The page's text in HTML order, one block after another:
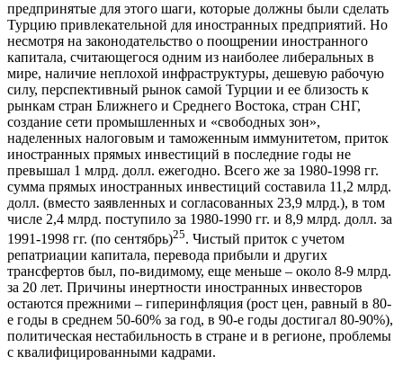
предпринятые для этого шаги, которые должны были сделать
Турцию привлекательной для иностранных предприятий. Но
несмотря на законодательство о поощрении иностранного
капитала, считающегося одним из наиболее либеральных в
мире, наличие неплохой инфраструктуры, дешевую рабочую
силу, перспективный рынок самой Турции и ее близость к
рынкам стран Ближнего и Среднего Востока, стран СНГ,
создание сети промышленных и «свободных зон»,
наделенных налоговым и таможенным иммунитетом, приток
иностранных прямых инвестиций в последние годы не
превышал 1 млрд. долл. ежегодно. Всего же за 1980-1998 гг.
сумма прямых иностранных инвестиций составила 11,2 млрд.
долл. (вместо заявленных и согласованных 23,9 млрд.), в том
числе 2,4 млрд. поступило за 1980-1990 гг. и 8,9 млрд. долл. за
1991-1998 гг. (по сентябрь)25. Чистый приток с учетом
репатриации капитала, перевода прибыли и других
трансфертов был, по-видимому, еще меньше – около 8-9 млрд.
за 20 лет. Причины инертности иностранных инвесторов
остаются прежними – гиперинфляция (рост цен, равный в 80-
е годы в среднем 50-60% за год, в 90-е годы достигал 80-90%),
политическая нестабильность в стране и в регионе, проблемы
с квалифицированными кадрами.